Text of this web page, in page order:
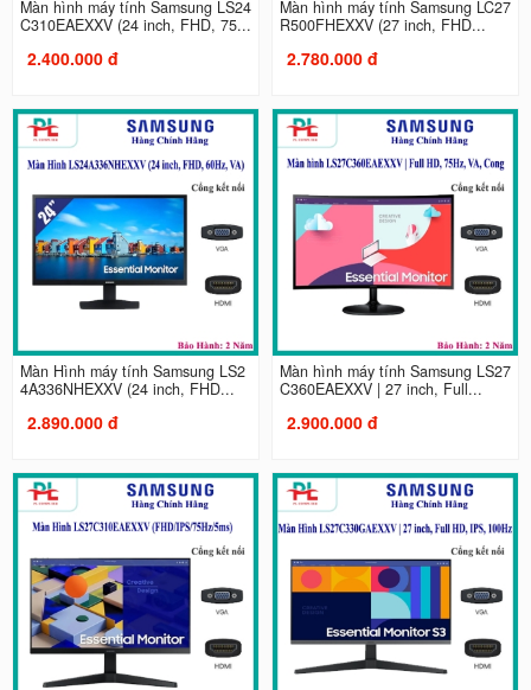
Màn hình máy tính Samsung LS24
C310EAEXXV (24 inch, FHD, 75...
2.400.000 đ
Màn hình máy tính Samsung LC27
R500FHEXXV (27 inch, FHD...
2.780.000 đ
Màn Hình máy tính Samsung LS2
4A336NHEXXV (24 inch, FHD...
2.890.000 đ
Màn hình máy tính Samsung LS27
C360EAEXXV | 27 inch, Full...
2.900.000 đ